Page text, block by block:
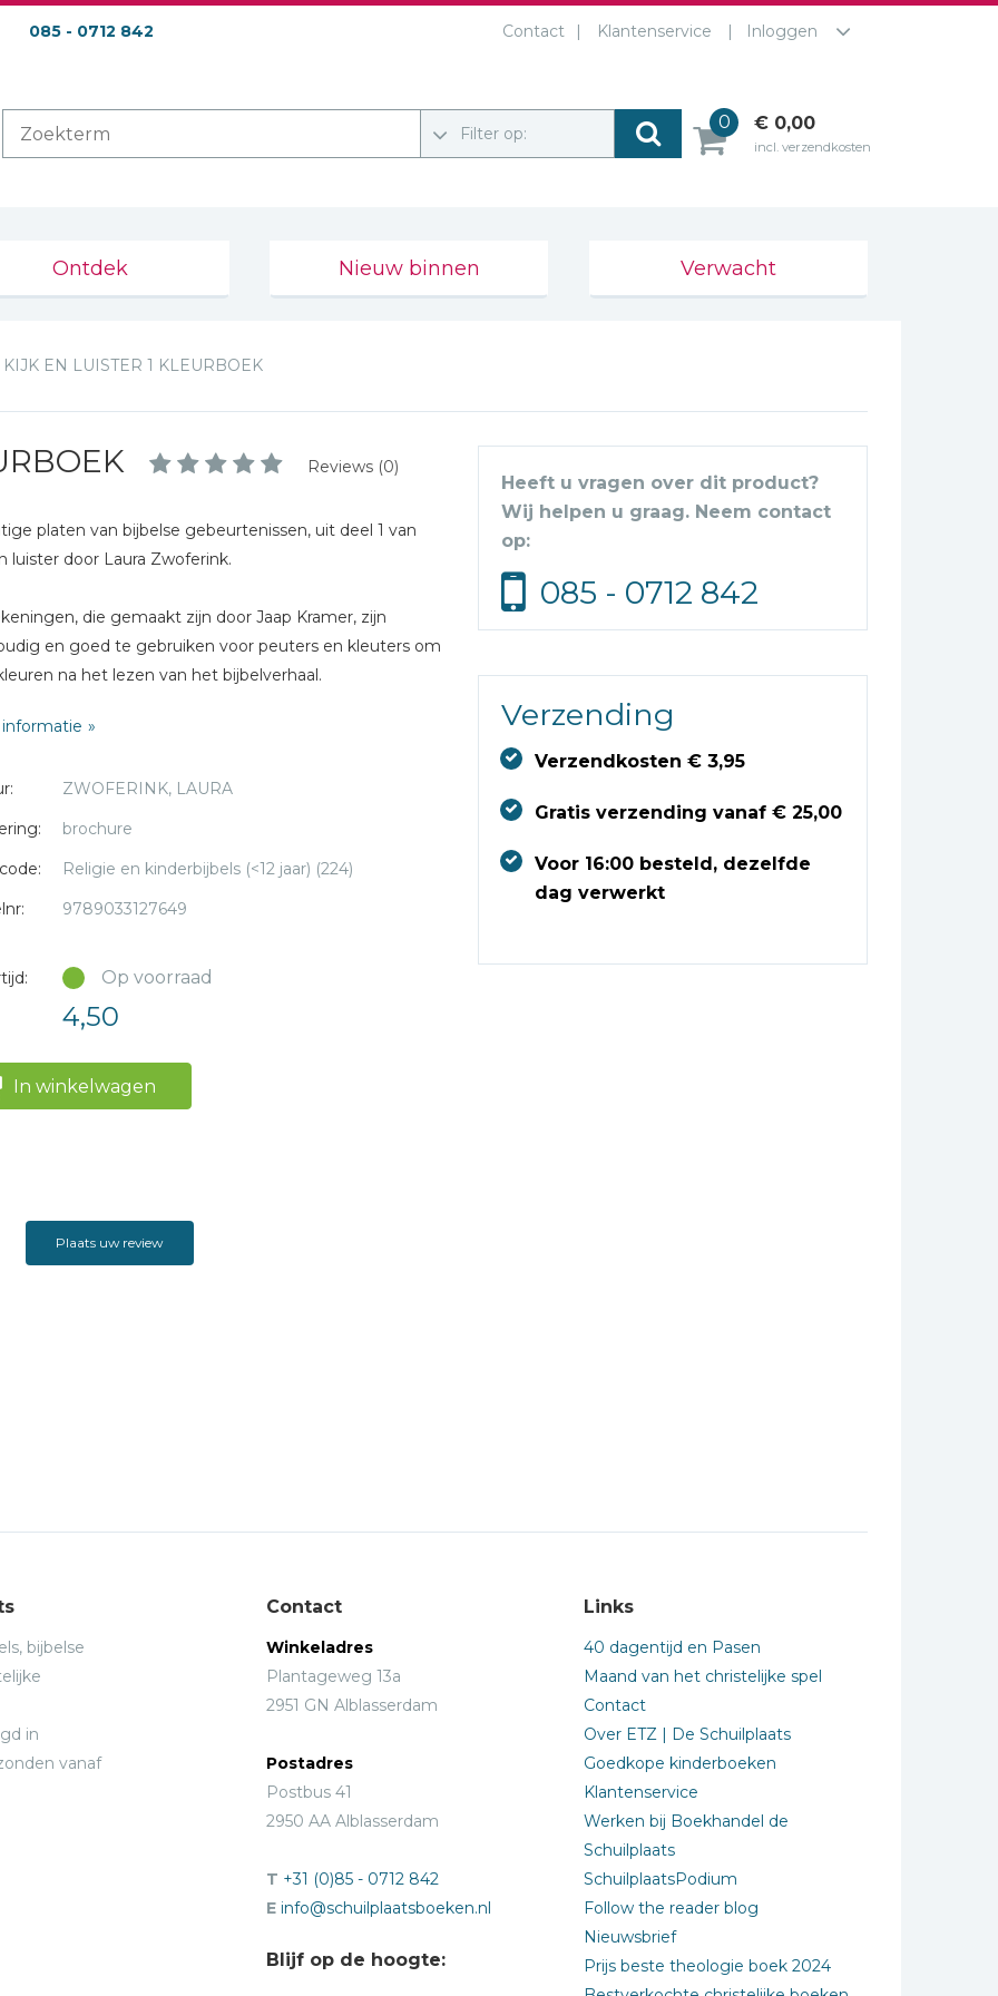
085 - 0712 842 Contact Klantenservice Inloggen
Filter op:
0 € 0,00
incl. verzendkosten
Ontdek Nieuw binnen Verwacht
KIJK EN LUISTER 1 KLEURBOEK
Reviews (0)
platen van bijbelse gebeurtenissen, uit deel 1 van
luister door Laura Zwoferink.
die gemaakt zijn door Jaap Kramer, zijn
en goed te gebruiken voor peuters en kleuters om
na het lezen van het bijbelverhaal.
geschikt om cadeau te geven!
ZWOFERINK, LAURA
brochure
Religie en kinderbijbels (<12 jaar) (224)
9789033127649
Op voorraad
4,50
In winkelwagen
Heeft u vragen over dit product?
Wij helpen u graag. Neem contact
op:
085 - 0712 842
Verzending
Verzendkosten € 3,95
Gratis verzending vanaf € 25,00
Voor 16:00 besteld, dezelfde
dag verwerkt
Plaats uw review
bijbelse
in
vanaf
Contact
Winkeladres
Plantageweg 13a
2951 GN Alblasserdam
Postadres
Postbus 41
2950 AA Alblasserdam
T +31 (0)85 - 0712 842
E info@schuilplaatsboeken.nl
Blijf op de hoogte:
Links
40 dagentijd en Pasen
Maand van het christelijke spel
Contact
Over ETZ | De Schuilplaats
Goedkope kinderboeken
Klantenservice
Werken bij Boekhandel de
Schuilplaats
SchuilplaatsPodium
Follow the reader blog
Nieuwsbrief
Prijs beste theologie boek 2024